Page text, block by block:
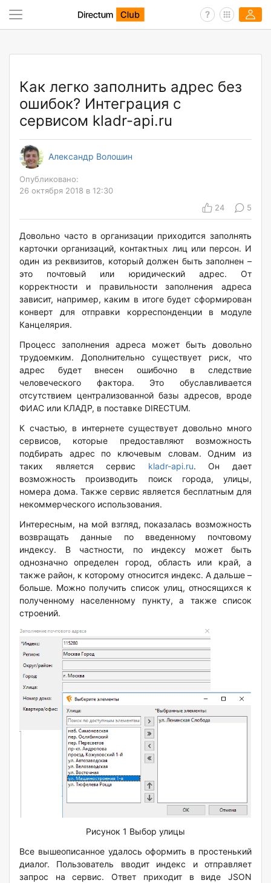
Как легко заполнить адрес без
ошибок? Интеграция с
сервисом kladr-api.ru
Александр Волошин
Опубликовано:
26 октября 2018 в 12:30
24
5
Довольно часто в организации приходится заполнять
карточки организаций, контактных лиц или персон. И
один из реквизитов, который должен быть заполнен –
это почтовый или юридический адрес. От
корректности и правильности заполнения адреса
зависит, например, каким в итоге будет сформирован
конверт для отправки корреспонденции в модуле
Канцелярия.
Процесс заполнения адреса может быть довольно
трудоемким. Дополнительно существует риск, что
адрес будет внесен ошибочно в следствие
человеческого фактора. Это обуславливается
отсутствием централизованной базы адресов, вроде
ФИАС или КЛАДР, в поставке DIRECTUM.
К счастью, в интернете существует довольно много
сервисов, которые предоставляют возможность
подбирать адрес по ключевым словам. Одним из
таких является сервис kladr-api.ru. Он дает
возможность производить поиск города, улицы,
номера дома. Также сервис является бесплатным для
некоммерческого использования.
Интересным, на мой взгляд, показалась возможность
возвращать данные по введенному почтовому
индексу. В частности, по индексу может быть
однозначно определен город, область или край, а
также район, к которому относится индекс. А дальше –
больше. Можно получить список улиц, относящихся к
полученному населенному пункту, а также список
строений.
Рисунок 1 Выбор улицы
Все вышеописанное удалось оформить в простенький
диалог. Пользователь вводит индекс и отправляет
запрос на сервис. Ответ приходит в виде JSON